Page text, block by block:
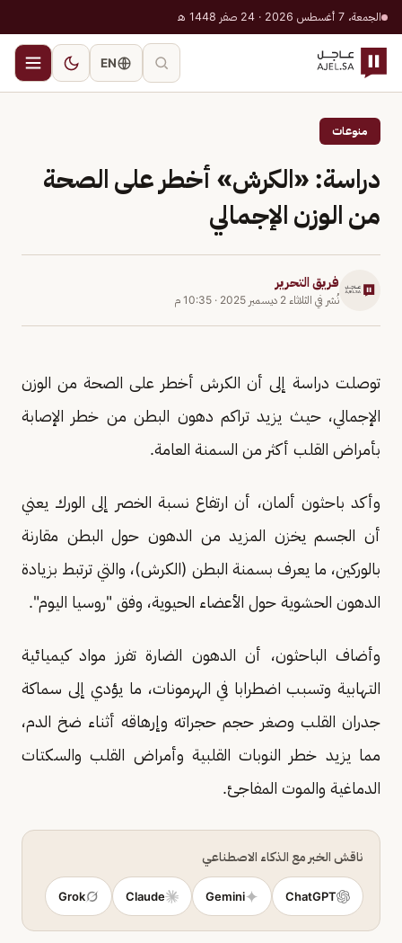
الجمعة، 7 أغسطس 2026 · 24 صفر 1448 هـ
EN
منوعات
دراسة: «الكرش» أخطر على الصحة
من الوزن الإجمالي
فريق التحرير
نُشر في الثلاثاء 2 ديسمبر 2025 · 10:35 م
توصلت دراسة إلى أن الكرش أخطر على الصحة من الوزن
الإجمالي، حيث يزيد تراكم دهون البطن من خطر الإصابة
بأمراض القلب أكثر من السمنة العامة.
وأكد باحثون ألمان، أن ارتفاع نسبة الخصر إلى الورك يعني
أن الجسم يخزن المزيد من الدهون حول البطن مقارنة
بالوركين، ما يعرف بسمنة البطن (الكرش)، والتي ترتبط بزيادة
الدهون الحشوية حول الأعضاء الحيوية، وفق "روسيا اليوم".
وأضاف الباحثون، أن الدهون الضارة تفرز مواد كيميائية
التهابية وتسبب اضطرابا في الهرمونات، ما يؤدي إلى سماكة
جدران القلب وصغر حجم حجراته وإرهاقه أثناء ضخ الدم،
مما يزيد خطر النوبات القلبية وأمراض القلب والسكتات
الدماغية والموت المفاجئ.
ناقش الخبر مع الذكاء الاصطناعي
ChatGPT
Gemini
Claude
Grok